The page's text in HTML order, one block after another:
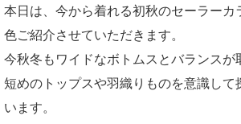
本日は、今から着れる初秋のセーラーカ
色ご紹介させていただきます。
今秋冬もワイドなボトムスとバランスが
短めのトップスや羽織りものを意識して
います。